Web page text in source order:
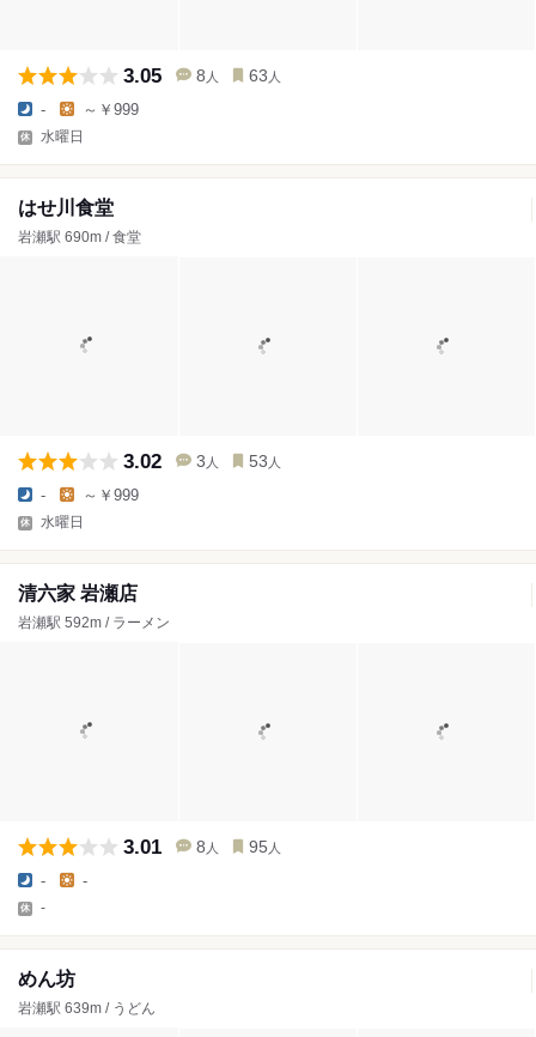
3.05 8 人 63 人
- ～￥999
水曜日
はせ川食堂
岩瀬駅 690m / 食堂
3.02 3 人 53 人
- ～￥999
水曜日
清六家 岩瀬店
岩瀬駅 592m / ラーメン
3.01 8 人 95 人
- -
-
めん坊
岩瀬駅 639m / うどん